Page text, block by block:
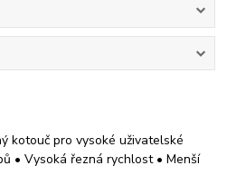
kotouč pro vysoké uživatelské
• Vysoká řezná rychlost • Menší